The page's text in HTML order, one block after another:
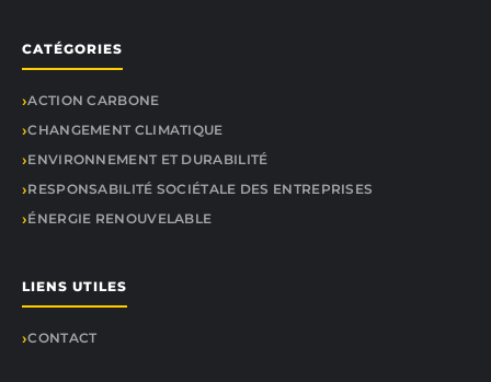
CATÉGORIES
ACTION CARBONE
CHANGEMENT CLIMATIQUE
ENVIRONNEMENT ET DURABILITÉ
RESPONSABILITÉ SOCIÉTALE DES ENTREPRISES
ÉNERGIE RENOUVELABLE
LIENS UTILES
CONTACT